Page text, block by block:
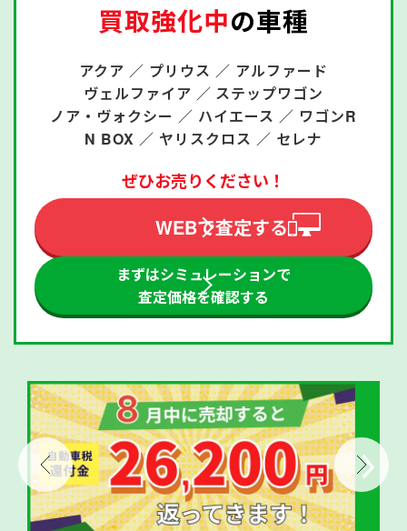
買取強化中の車種
アクア ／ プリウス ／ アルファード
ヴェルファイア ／ ステップワゴン
ノア・ヴォクシー ／ ハイエース ／ ワゴンR
N BOX ／ ヤリスクロス ／ セレナ
ぜひお売りください！
WEBで査定する
まずはシミュレーションで
査定価格を確認する